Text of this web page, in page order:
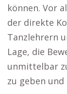
können. Vor
der direkte
Tanzlehrern
Lage, die
unmittelbar
zu geben